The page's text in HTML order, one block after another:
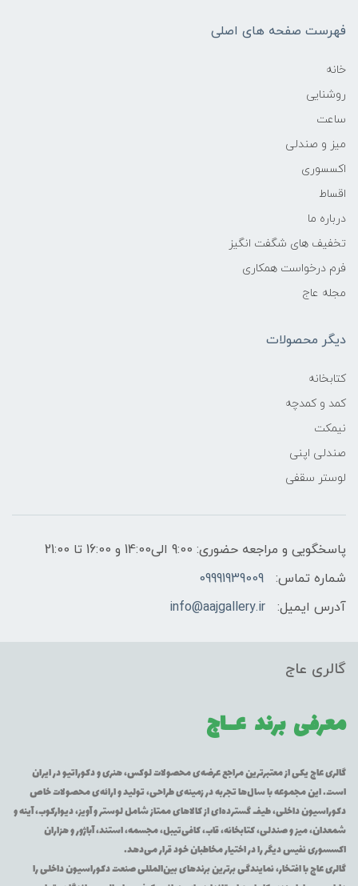
فهرست صفحه های اصلی
خانه
روشنایی
ساعت
میز و صندلی
اکسسوری
اقساط
درباره ما
تخفیف های شگفت انگیز
فرم درخواست همکاری
مجله عاج
دیگر محصولات
کتابخانه
کمد و کمدچه
نیمکت
صندلی اپنی
لوستر سقفی
پاسخگویی و مراجعه حضوری: 9:00 الی14:00 و 16:00 تا 21:00
شماره تماس:
09991939009
آدرس ایمیل:
info@aajgallery.ir
گالری عاج
معرفی برند عــاج
گالری عاج یکی از معتبرترین مراجع عرضه‌ی محصولات لوکس، هنری و دکوراتیو در ایران
است. این مجموعه با سال‌ها تجربه در زمینه‌ی طراحی، تولید و ارائه‌ی محصولات خاص
دکوراسیون داخلی، طیف گسترده‌ای از کالاهای ممتاز شامل لوستر و آویز، دیوارکوب، آینه و
شمعدان، میز و صندلی، کتابخانه، قاب، کافی‌تیبل، مجسمه، استند، آباژور و هزاران
اکسسوری نفیس دیگر را در اختیار مخاطبان خود قرار می‌دهد.
گالری عاج با افتخار، نمایندگی برترین برندهای بین‌المللی صنعت دکوراسیون داخلی را